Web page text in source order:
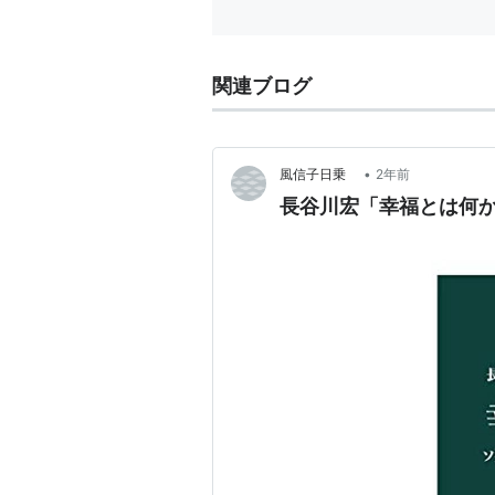
関連ブログ
風信子日乗 • 2年前
長谷川宏「幸福とは何